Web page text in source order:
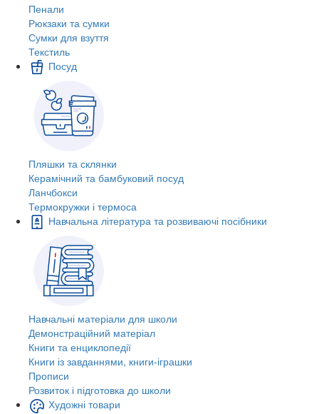
Пенали
Рюкзаки та сумки
Сумки для взуття
Текстиль
Посуд
Пляшки та склянки
Керамічний та бамбуковий посуд
Ланчбокси
Термокружки і термоса
Навчальна література та розвиваючі посібники
Навчальні матеріали для школи
Демонстраційний матеріал
Книги та енциклопедії
Книги із завданнями, книги-іграшки
Прописи
Розвиток і підготовка до школи
Художні товари